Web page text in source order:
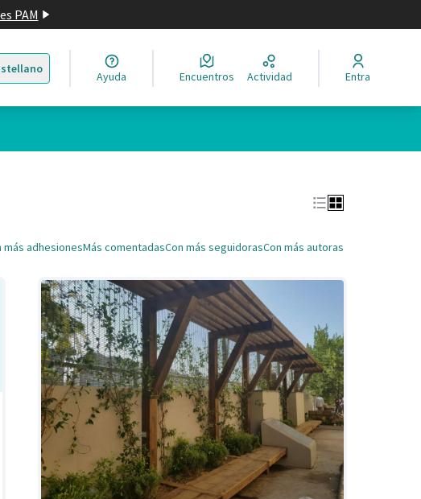
PAM
llengua Elegir el idioma
Ayuda Encuentros Actividad Entra
más adhesionesMás comentadasCon más seguidorasCon más autoras